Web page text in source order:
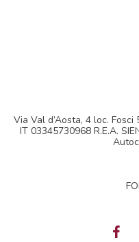
Via Val d’Aosta, 4 loc. Fosci
IT 03345730968 R.E.A.